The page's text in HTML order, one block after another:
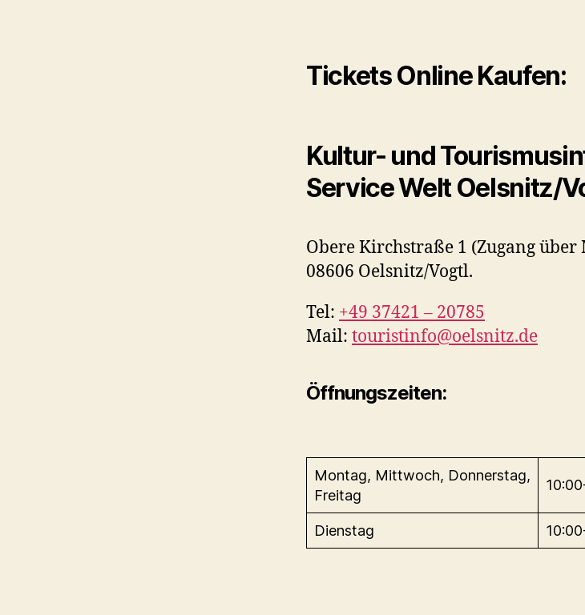
Tickets Online Kaufen:
Kultur- und
Service Welt Oelsnitz/
Obere Kirchstraße 1 (Zugang über
08606 Oelsnitz/Vogtl.
Tel: +49 37421 – 20785
Mail: touristinfo@oelsnitz.de
Öffnungszeiten:
Montag, Mittwoch, Donnerstag,
Freitag
Dienstag